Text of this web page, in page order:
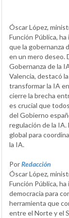
Óscar López,
Función Pública,
que la gobernanza
en un mero deseo.
Gobernanza de la
Valencia, destacó
transformar la IA
cierre la brecha
es crucial que
del Gobierno
regulación de la
global para
la IA.
PorRedacción
Óscar López,
Función Pública,
democracia para
herramienta que
entre el Norte y el